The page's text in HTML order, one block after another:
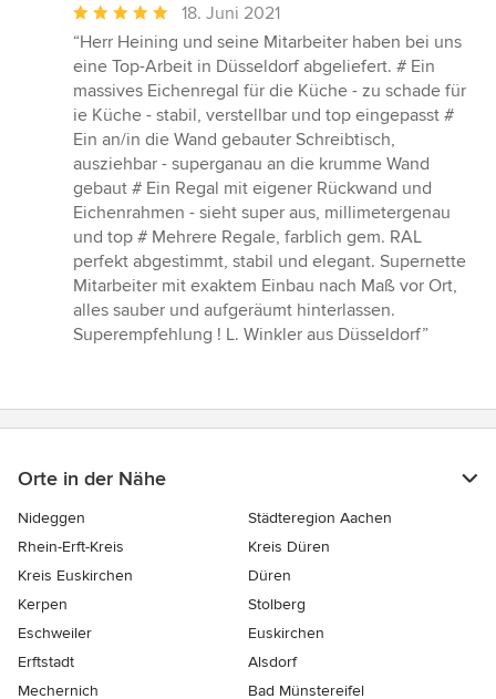
Durchschnittliche
Bewertung:
5
von
5
Sternen
18. Juni 2021
“Herr Heining und seine Mitarbeiter haben bei uns
eine Top-Arbeit in Düsseldorf abgeliefert. # Ein
massives Eichenregal für die Küche - zu schade für
ie Küche - stabil, verstellbar und top eingepasst #
Ein an/in die Wand gebauter Schreibtisch,
ausziehbar - superganau an die krumme Wand
gebaut # Ein Regal mit eigener Rückwand und
Eichenrahmen - sieht super aus, millimetergenau
und top # Mehrere Regale, farblich gem. RAL
perfekt abgestimmt, stabil und elegant. Supernette
Mitarbeiter mit exaktem Einbau nach Maß vor Ort,
alles sauber und aufgeräumt hinterlassen.
Superempfehlung ! L. Winkler aus Düsseldorf”
Orte in der Nähe
Nideggen
Städteregion Aachen
Rhein-Erft-Kreis
Kreis Düren
Kreis Euskirchen
Düren
Kerpen
Stolberg
Eschweiler
Euskirchen
Erftstadt
Alsdorf
Mechernich
Bad Münstereifel